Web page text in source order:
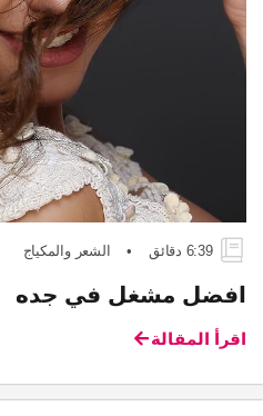
6:39 دقائق • الشعر والمكياج
افضل مشغل في جده
اقرأ المقالة